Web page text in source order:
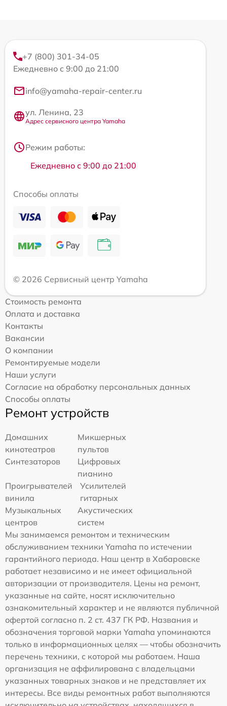
+7 (800) 301-34-05
Ежедневно с 9:00 до 21:00
info@yamaha-repair-center.ru
ул. Ленина, 23
Адрес сервисного центра Yamaha
Режим работы:
Ежедневно с 9:00 до 21:00
Способы оплаты
© 2026 Сервисный центр Yamaha
Стоимость ремонта
Оплата и доставка
Контакты
Вакансии
О компании
Ремонтируемые модели
Наши услуги
Согласие на обработку персональных данных
Способы оплаты
Ремонт устройств
Домашних
кинотеатров
Микшерных
пультов
Синтезаторов
Цифровых
пианино
Проигрывателей
винила
Усилителей
гитарных
Музыкальных
центров
Акустических
систем
Мы занимаемся ремонтом и техническим
обслуживанием техники Yamaha по истечении
гарантийного периода. Наш центр в Хабаровске
работает независимо и не имеет официальной
авторизации от производителя. Цены на ремонт,
указанные на сайте, носят исключительно
ознакомительный характер и не являются публичной
офертой согласно п. 2 ст. 437 ГК РФ. Названия и
обозначения торговой марки Yamaha упоминаются
только в информационных целях — чтобы обозначить
перечень техники, с которой мы работаем. Наша
организация не аффилирована с владельцами
указанных товарных знаков и не представляет их
интересы. Все виды ремонтных работ выполняются